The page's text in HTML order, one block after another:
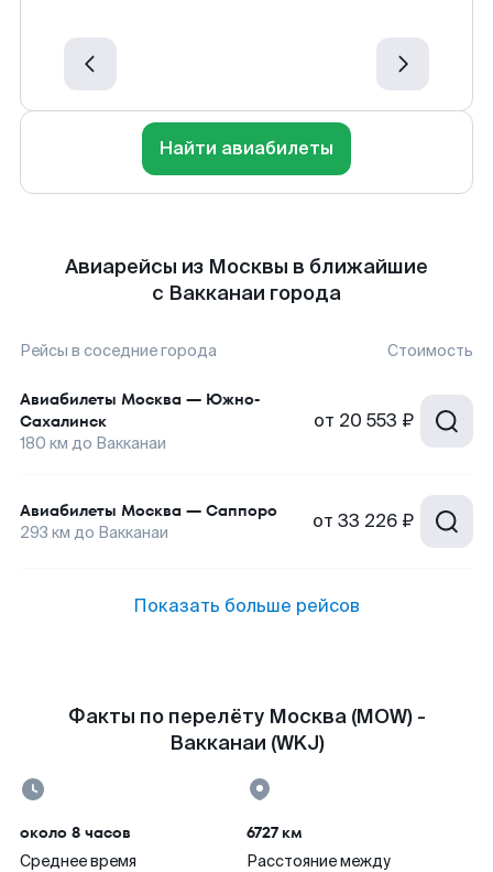
Найти авиабилеты
Авиарейсы из Москвы в ближайшие
с Вакканаи города
Рейсы в соседние города Стоимость
Авиабилеты Москва — Южно-
Сахалинск
180 км до Вакканаи
от 20 553 ₽
Авиабилеты Москва — Саппоро
293 км до Вакканаи от 33 226 ₽
Показать больше рейсов
Факты по перелёту Москва (MOW) -
Вакканаи (WKJ)
около 8 часов
Среднее время
6727 км
Расстояние между